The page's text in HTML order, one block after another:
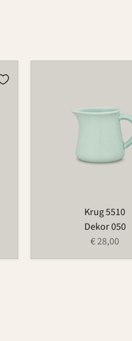
Krug 5510
Dekor 050
€ 28,00